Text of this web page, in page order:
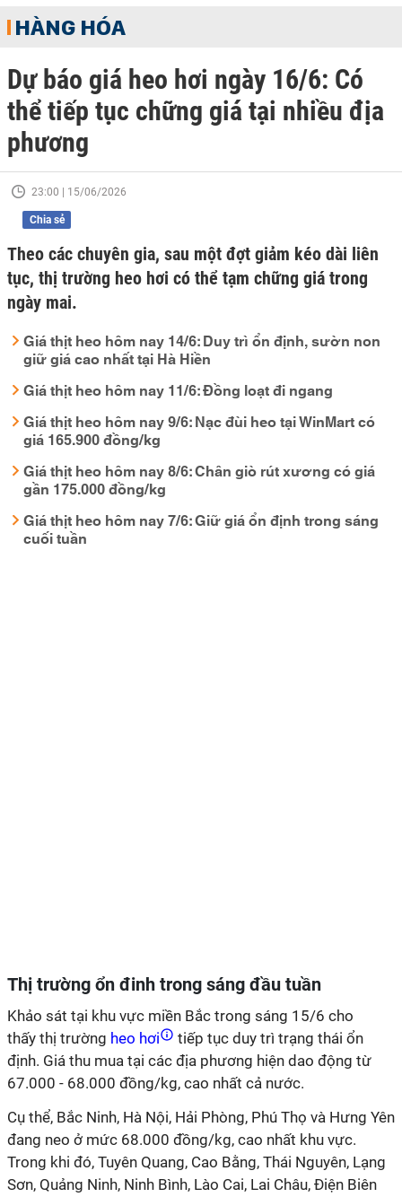
HÀNG HÓA
Dự báo giá heo hơi ngày 16/6: Có
thể tiếp tục chững giá tại nhiều địa
phương
23:00 | 15/06/2026
Chia sẻ
Theo các chuyên gia, sau một đợt giảm kéo dài liên
tục, thị trường heo hơi có thể tạm chững giá trong
ngày mai.
Giá thịt heo hôm nay 14/6: Duy trì ổn định, sườn non
giữ giá cao nhất tại Hà Hiền
Giá thịt heo hôm nay 11/6: Đồng loạt đi ngang
Giá thịt heo hôm nay 9/6: Nạc đùi heo tại WinMart có
giá 165.900 đồng/kg
Giá thịt heo hôm nay 8/6: Chân giò rút xương có giá
gần 175.000 đồng/kg
Giá thịt heo hôm nay 7/6: Giữ giá ổn định trong sáng
cuối tuần
Thị trường ổn đinh trong sáng đầu tuần
Khảo sát tại khu vực miền Bắc trong sáng 15/6 cho
thấy thị trường heo hơi
tiếp tục duy trì trạng thái ổn
định. Giá thu mua tại các địa phương hiện dao động từ
67.000 - 68.000 đồng/kg, cao nhất cả nước.
Cụ thể, Bắc Ninh, Hà Nội, Hải Phòng, Phú Thọ và Hưng Yên
đang neo ở mức 68.000 đồng/kg, cao nhất khu vực.
Trong khi đó, Tuyên Quang, Cao Bằng, Thái Nguyên, Lạng
Sơn, Quảng Ninh, Ninh Bình, Lào Cai, Lai Châu, Điện Biên